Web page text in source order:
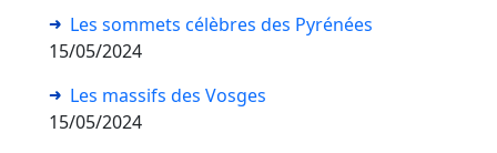
Les sommets célèbres des Pyrénées
15/05/2024
Les massifs des Vosges
15/05/2024